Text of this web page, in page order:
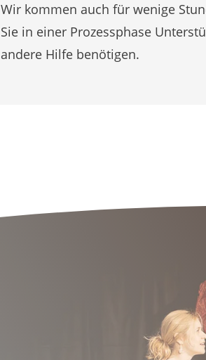
Wir kommen auch für wenige
Sie in einer Prozessphase
andere Hilfe benötigen.